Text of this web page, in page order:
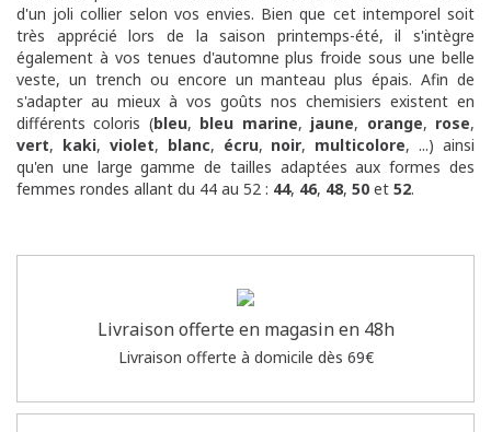
d'un joli collier selon vos envies. Bien que cet intemporel soit
très apprécié lors de la saison printemps-été, il s'intègre
également à vos tenues d'automne plus froide sous une belle
veste, un trench ou encore un manteau plus épais.Afin de
s'adapter au mieux à vos goûts nos chemisiers existent en
différents coloris (bleu, bleu marine, jaune, orange, rose,
vert, kaki, violet, blanc, écru, noir, multicolore, ...) ainsi
qu'en une large gamme de tailles adaptées aux formes des
femmes rondes allant du 44 au 52 : 44, 46, 48, 50 et 52.
Livraison offerte en magasin en 48h
Livraison offerte à domicile dès 69€